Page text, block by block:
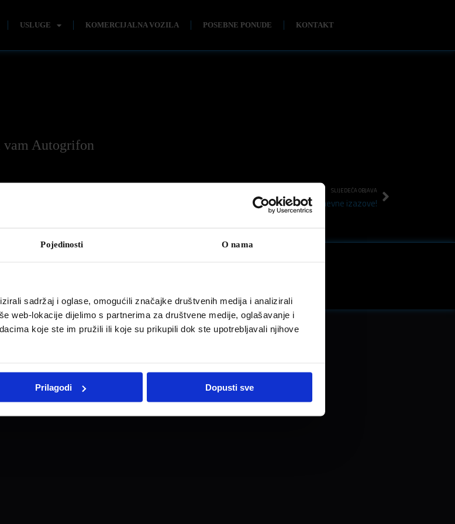
Pojedinosti O nama
sadržaj i oglase, omogućili značajke društvenih medija i analizirali
web-lokacije dijelimo s partnerima za društvene medije, oglašavanje i
koje ste im pružili ili koje su prikupili dok ste upotrebljavali njihove
Prilagodi Dopusti sve
USLUGE KOMERCIJALNA VOZILA POSEBNE PONUDE KONTAKT
vam Autogrifon
SLIJEDEĆA OBJAVA
Spreman za svakodnevne izazove!